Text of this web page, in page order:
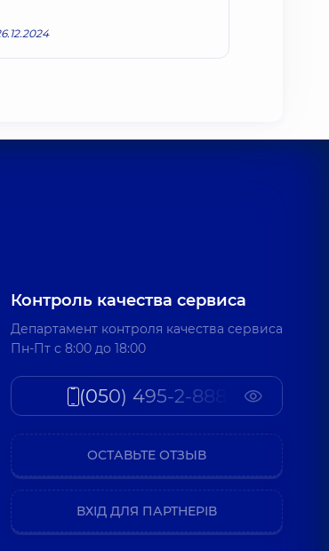
Контроль качества сервиса
Департамент контроля качества сервиса
Пн-Пт c 8:00 до 18:00
(050) 495-2-888
ОСТАВЬТЕ ОТЗЫВ
ВХІД ДЛЯ ПАРТНЕРІВ